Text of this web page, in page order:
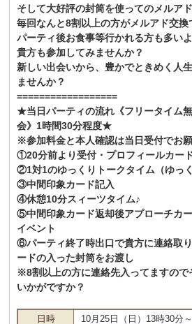
そして大好評の封筒を使ってのメルア
毎回なんと8割以上の方がメルアド交換
パーティ後お食事等行かれる方も多いよ
貴方も参加してみませんか？
新しい出会いから、豊かでときめく人
ませんか？
==================
★当日パーティの流れ《フリータイム
会》1時間30分程度★
※参加料金と本人確認は当日受付でお願
①20分前より受付・プロフィールカー
②1対1のゆっくりトークタイム（ゆっ
③中間印象カード記入
④休憩10分スィーツタイム♪
⑤中間印象カード返却後アプローチカ
イベント
⑥パーティ終了時出口で貴方に連絡取
ードの入った封筒をお渡し
※8割以上の方に連絡先入ってますので
いかがですか？
日時
10月25日（日）13時30分～